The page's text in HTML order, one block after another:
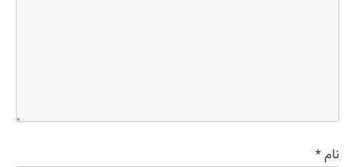
نام*